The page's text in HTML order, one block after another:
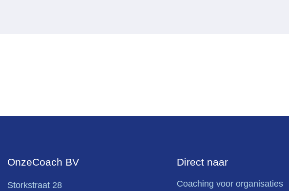
OnzeCoach BV
Storkstraat 28
Direct naar
Coaching voor organisaties